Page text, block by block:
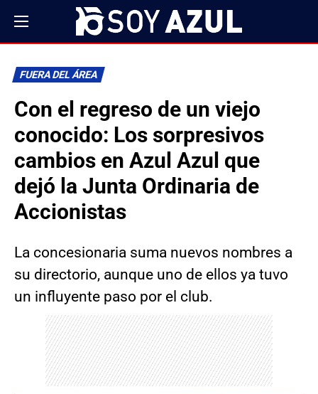
FUERA DEL ÁREA
Con el regreso de un viejo
conocido: Los sorpresivos
cambios en Azul Azul que
dejó la Junta Ordinaria de
Accionistas
La concesionaria suma nuevos nombres a
su directorio, aunque uno de ellos ya tuvo
un influyente paso por el club.